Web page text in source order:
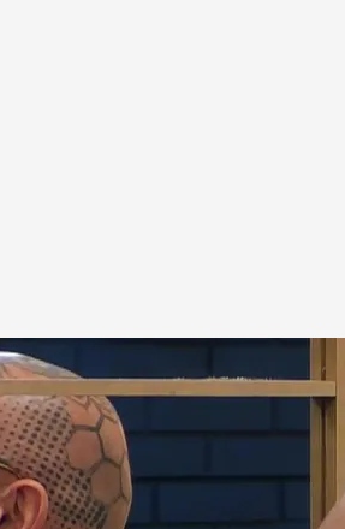
la temperatura con unos besos muy apasionados
Frantxu cenan juntos en el